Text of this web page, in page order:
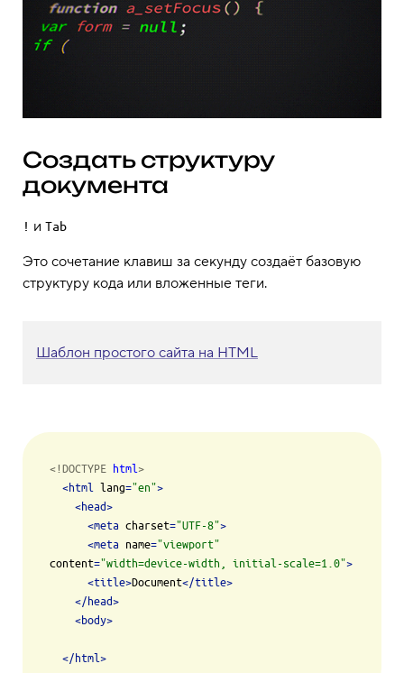
Создать структуру
документа
! и Tab
Это сочетание клавиш за секунду создаёт базовую
структуру кода или вложенные теги.
Шаблон простого сайта на HTML
<!DOCTYPE html >
<html lang="en">
<head>
<meta charset="UTF-8">
<meta name="viewport"
content="width=device-width, initial-scale=1.0">
<title>Document</title>
</head>
<body>
</html >